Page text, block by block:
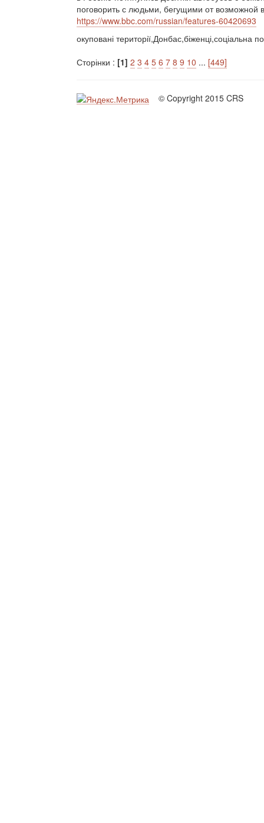
поговорить с людьми, бегущими от возможной
https://www.bbc.com/russian/features-60420693
окуповані території,Донбас,біженці,соціальна
Сторінки : [1] 2 3 4 5 6 7 8 9 10 ... [449]
© Copyright 2015 CRS